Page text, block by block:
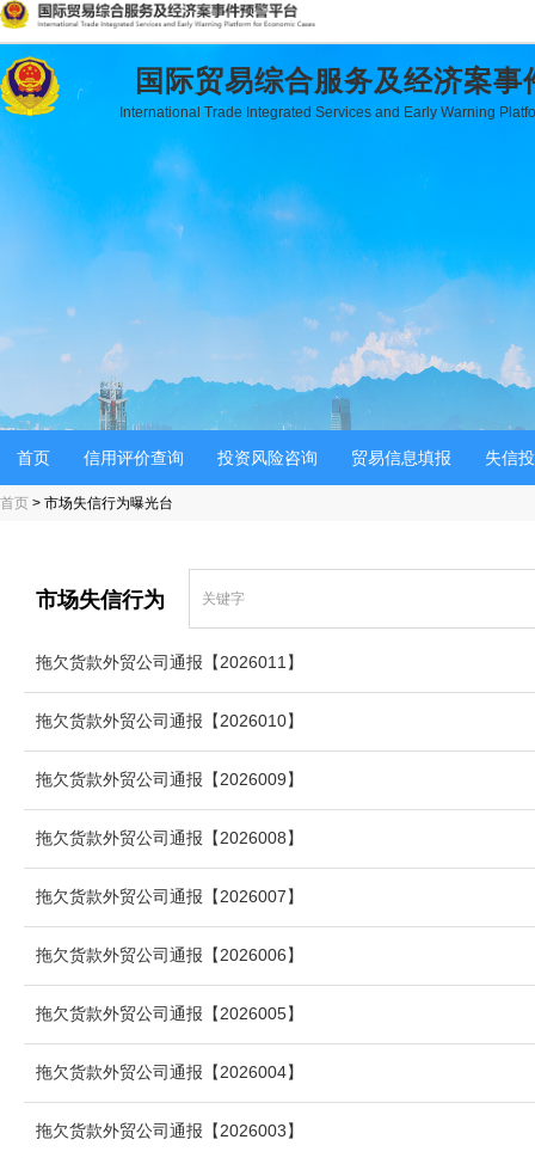
国际贸易综合服务及经济案事
International Trade Integrated Services and Early Warning
首页 信用评价查询 投资风险咨询 贸易信息填报 失信
首页 > 市场失信行为曝光台
市场失信行为
拖欠货款外贸公司通报【2026011】
拖欠货款外贸公司通报【2026010】
拖欠货款外贸公司通报【2026009】
拖欠货款外贸公司通报【2026008】
拖欠货款外贸公司通报【2026007】
拖欠货款外贸公司通报【2026006】
拖欠货款外贸公司通报【2026005】
拖欠货款外贸公司通报【2026004】
拖欠货款外贸公司通报【2026003】